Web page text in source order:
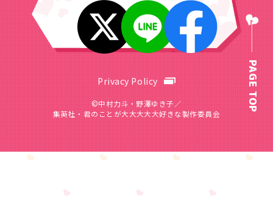
Privacy Policy
©中村力斗・野澤ゆき子／
集英社・君のことが大大大大大好きな製作委員会
PAGE TOP